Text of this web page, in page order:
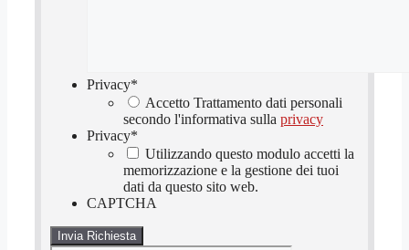
Privacy*
Accetto Trattamento dati personali
secondo l'informativa sulla privacy
Privacy*
Utilizzando questo modulo accetti la
memorizzazione e la gestione dei tuoi
dati da questo sito web.
CAPTCHA